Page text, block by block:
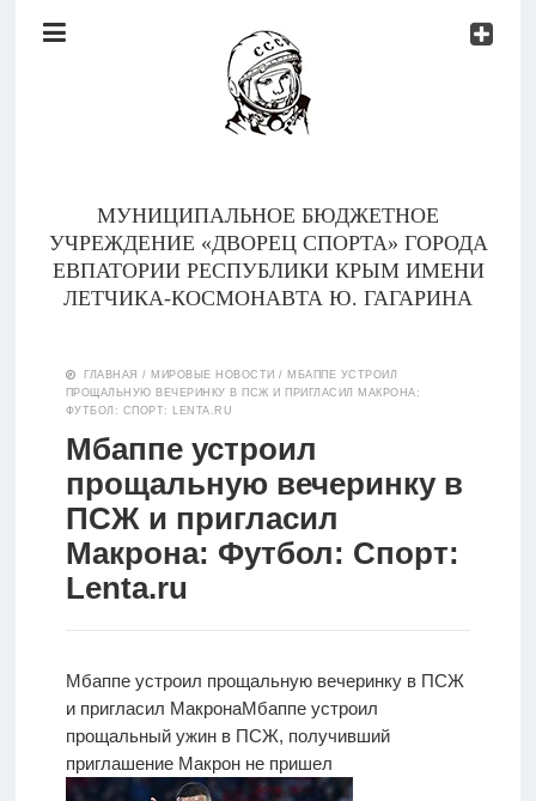
Документы
МУНИЦИПАЛЬНОЕ БЮДЖЕТНОЕ
УЧРЕЖДЕНИЕ «ДВОРЕЦ СПОРТА» ГОРОДА
ЕВПАТОРИИ РЕСПУБЛИКИ КРЫМ ИМЕНИ
ЛЕТЧИКА-КОСМОНАВТА Ю. ГАГАРИНА
Тренеры
Контакты
Новости
Родителям
О
Версия для
слабовидящих
ГЛАВНАЯ / МИРОВЫЕ НОВОСТИ / МБАППЕ УСТРОИЛ
ПРОЩАЛЬНУЮ ВЕЧЕРИНКУ В ПСЖ И ПРИГЛАСИЛ МАКРОНА:
ФУТБОЛ: СПОРТ: LENTA.RU
Мбаппе устроил
прощальную вечеринку в
ПСЖ и пригласил
Макрона: Футбол: Спорт:
Lenta.ru
Мбаппе устроил прощальную вечеринку в ПСЖ
и пригласил МакронаМбаппе устроил
прощальный ужин в ПСЖ, получивший
приглашение Макрон не пришел